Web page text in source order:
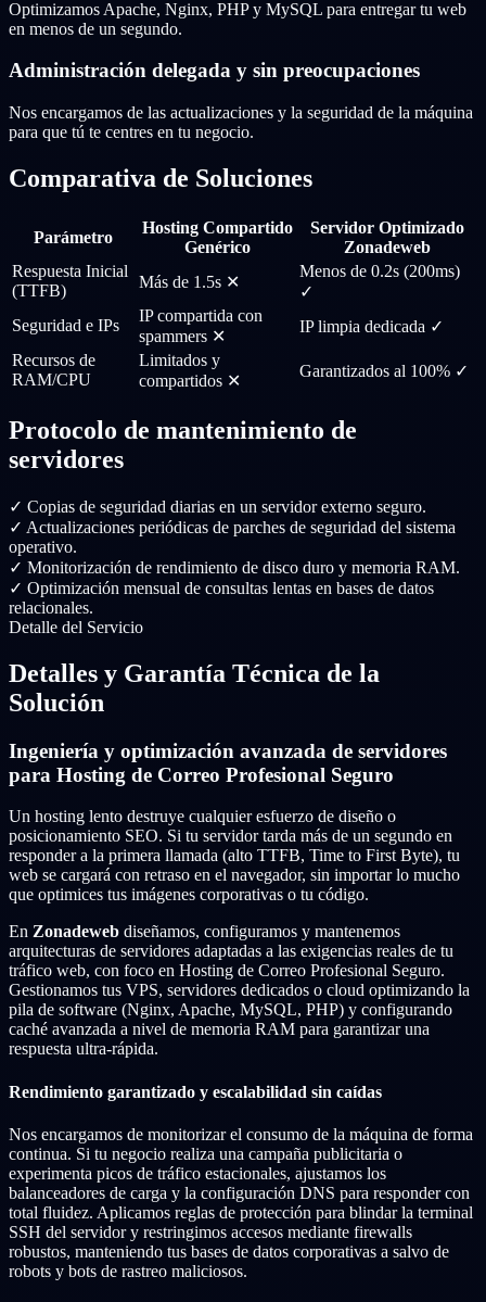
Optimizamos Apache, Nginx, PHP y MySQL para entregar tu web
en menos de un segundo.
Administración delegada y sin preocupaciones
Nos encargamos de las actualizaciones y la seguridad de la máquina
para que tú te centres en tu negocio.
Comparativa de Soluciones
Parámetro
Hosting Compartido
Genérico
Servidor Optimizado
Zonadeweb
Respuesta Inicial
(TTFB)
Más de 1.5s ✕
Menos de 0.2s (200ms)
✓
Seguridad e IPs
IP compartida con
spammers ✕
IP limpia dedicada ✓
Recursos de
RAM/CPU
Limitados y
compartidos ✕
Garantizados al 100% ✓
Protocolo de mantenimiento de
servidores
✓ Copias de seguridad diarias en un servidor externo seguro.
✓ Actualizaciones periódicas de parches de seguridad del sistema
operativo.
✓ Monitorización de rendimiento de disco duro y memoria RAM.
✓ Optimización mensual de consultas lentas en bases de datos
relacionales.
Detalle del Servicio
Detalles y Garantía Técnica de la
Solución
Ingeniería y optimización avanzada de servidores
para Hosting de Correo Profesional Seguro
Un hosting lento destruye cualquier esfuerzo de diseño o
posicionamiento SEO. Si tu servidor tarda más de un segundo en
responder a la primera llamada (alto TTFB, Time to First Byte), tu
web se cargará con retraso en el navegador, sin importar lo mucho
que optimices tus imágenes corporativas o tu código.
En Zonadeweb diseñamos, configuramos y mantenemos
arquitecturas de servidores adaptadas a las exigencias reales de tu
tráfico web, con foco en Hosting de Correo Profesional Seguro.
Gestionamos tus VPS, servidores dedicados o cloud optimizando la
pila de software (Nginx, Apache, MySQL, PHP) y configurando
caché avanzada a nivel de memoria RAM para garantizar una
respuesta ultra-rápida.
Rendimiento garantizado y escalabilidad sin caídas
Nos encargamos de monitorizar el consumo de la máquina de forma
continua. Si tu negocio realiza una campaña publicitaria o
experimenta picos de tráfico estacionales, ajustamos los
balanceadores de carga y la configuración DNS para responder con
total fluidez. Aplicamos reglas de protección para blindar la terminal
SSH del servidor y restringimos accesos mediante firewalls
robustos, manteniendo tus bases de datos corporativas a salvo de
robots y bots de rastreo maliciosos.